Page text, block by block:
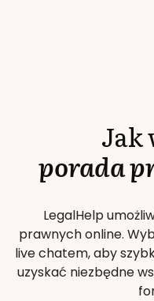
Jak
porada
LegalHelp
prawnych online.
live chatem, aby
uzyskać niezbędne